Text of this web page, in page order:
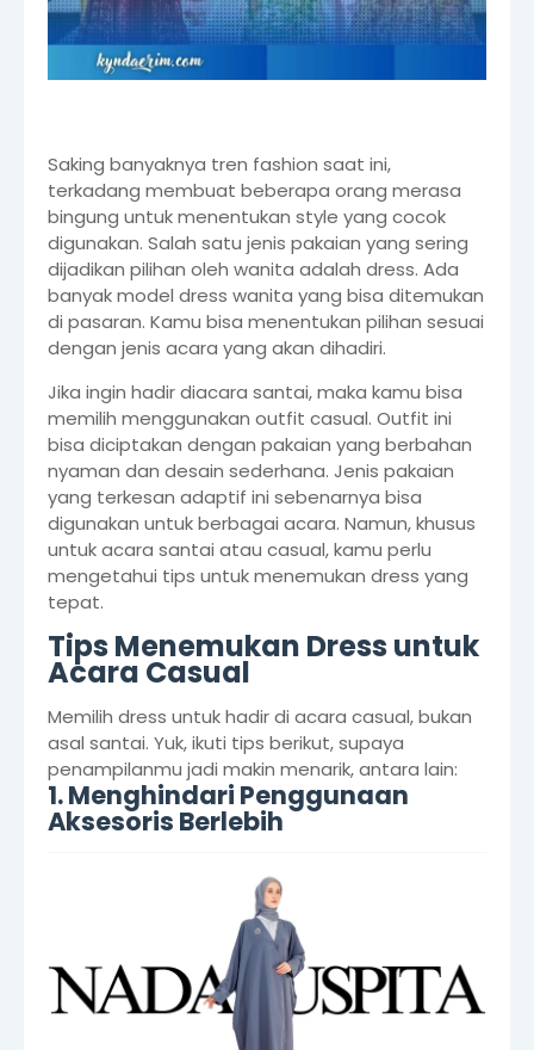
Saking banyaknya tren fashion saat ini,
terkadang membuat beberapa orang merasa
bingung untuk menentukan style yang cocok
digunakan. Salah satu jenis pakaian yang sering
dijadikan pilihan oleh wanita adalah dress. Ada
banyak model dress wanita yang bisa ditemukan
di pasaran. Kamu bisa menentukan pilihan sesuai
dengan jenis acara yang akan dihadiri.
Jika ingin hadir diacara santai, maka kamu bisa
memilih menggunakan outfit casual. Outfit ini
bisa diciptakan dengan pakaian yang berbahan
nyaman dan desain sederhana. Jenis pakaian
yang terkesan adaptif ini sebenarnya bisa
digunakan untuk berbagai acara. Namun, khusus
untuk acara santai atau casual, kamu perlu
mengetahui tips untuk menemukan dress yang
tepat.
Tips Menemukan Dress untuk
Acara Casual
Memilih dress untuk hadir di acara casual, bukan
asal santai. Yuk, ikuti tips berikut, supaya
penampilanmu jadi makin menarik, antara lain:
1. Menghindari Penggunaan
Aksesoris Berlebih